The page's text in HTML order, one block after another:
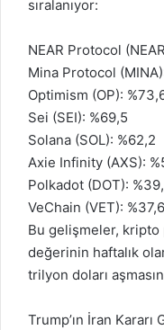
sıralanıyor:
NEAR Protocol
Mina Protocol
Optimism (OP):
Sei (SEI): %69,5
Solana (SOL): %62,2
Axie Infinity (AXS):
Polkadot (DOT):
VeChain (VET): %37,6
Bu gelişmeler, kripto
değerinin haftalık
trilyon doları
Trump’ın İran Kararı